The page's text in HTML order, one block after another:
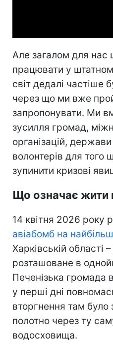
Але загалом для нас
працювати у
світ дедалі частіше
через що ми вже
запропонувати. Ми
зусилля громад,
організацій,
волонтерів для того
зупинити кризові
Що означає жити
14 квітня 2026 року
авіабомб на
Харківській області
розташоване в
Печенізька громада
у перші дні
вторгнення там
полотно через ту
водосховища.